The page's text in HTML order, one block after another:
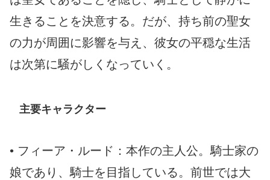
生きることを決意する。だが、持ち前の聖女
の力が周囲に影響を与え、彼女の平穏な生活
は次第に騒がしくなっていく。
主要キャラクター
• フィーア・ルード：本作の主人公。騎士家の
娘であり、騎士を目指している。前世では大